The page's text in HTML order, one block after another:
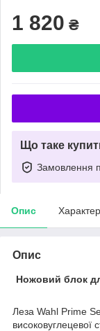
1 820 ₴
Що таке
Замовлення
Опис
Опис
Ножовий блок
Леза Wahl Prime
високовуглецевої